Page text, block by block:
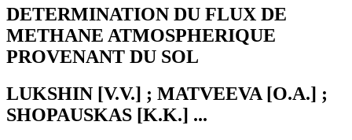
DETERMINATION DU FLUX DE
METHANE ATMOSPHERIQUE
PROVENANT DU SOL
LUKSHIN [V.V.] ; MATVEEVA [O.A.] ;
SHOPAUSKAS [K.K.] ...